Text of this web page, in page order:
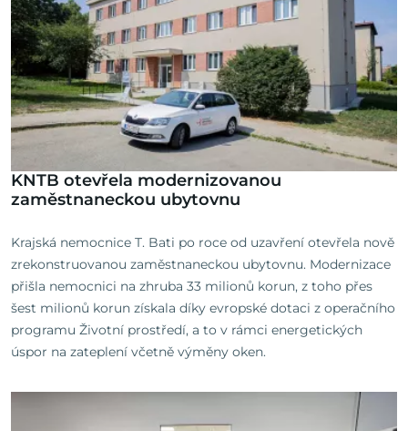
KNTB otevřela modernizovanou
zaměstnaneckou ubytovnu
Krajská nemocnice T. Bati po roce od uzavření otevřela nově
zrekonstruovanou zaměstnaneckou ubytovnu. Modernizace
přišla nemocnici na zhruba 33 milionů korun, z toho přes
šest milionů korun získala díky evropské dotaci z operačního
programu Životní prostředí, a to v rámci energetických
úspor na zateplení včetně výměny oken.